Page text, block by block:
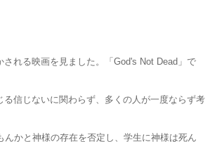
れる映画を見ました。「God's Not Dead」で
信じないに関わらず、多くの人が一度ならず考
かと神様の存在を否定し、学生に神様は死ん